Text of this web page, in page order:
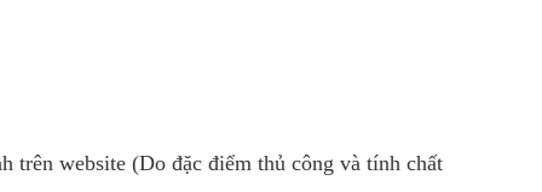
trên website (Do đặc điểm thủ công và tính chất